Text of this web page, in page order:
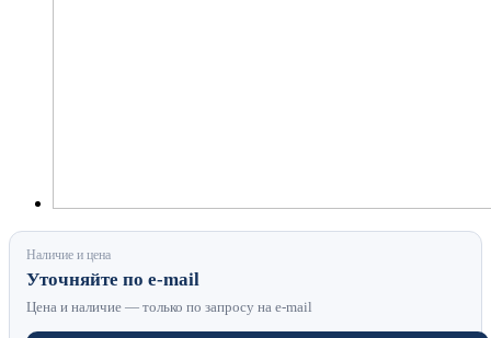
Наличие и цена
Уточняйте по e-mail
Цена и наличие — только по запросу на e-mail